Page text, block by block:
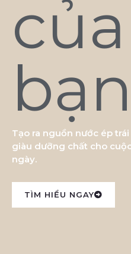
của
bạn
Tạo ra nguồn nước ép
giàu dưỡng chất cho
ngày.
TÌM HIỂU NGAY